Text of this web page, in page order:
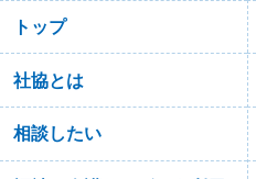
トップ
社協とは
相談したい